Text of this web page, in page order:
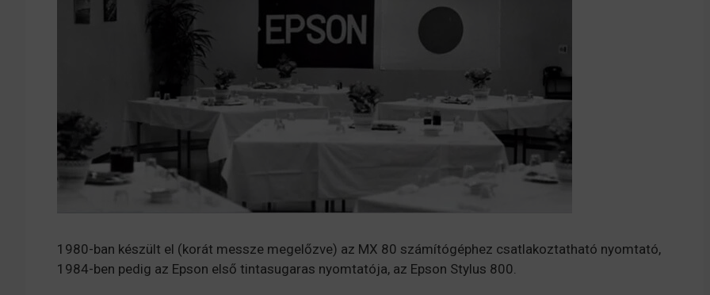
1980-ban készült el (korát messze megelőzve) az MX 80 számítógéphez csatlakoztatható nyomtató,
1984-ben pedig az Epson első tintasugaras nyomtatója, az Epson Stylus 800.